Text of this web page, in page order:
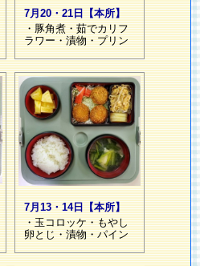
7月20・21日【本所】
・豚角煮・茹でカリフ
ラワー・漬物・プリン
7月13・14日【本所】
・玉コロッケ・もやし
卵とじ・漬物・パイン